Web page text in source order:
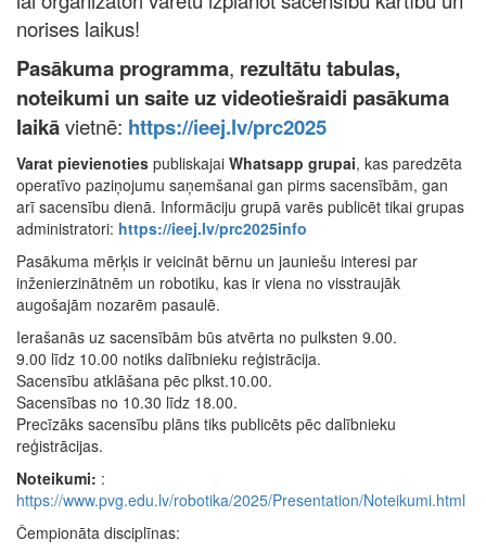
norises laikus!
Pasākuma programma, rezultātu tabulas,
noteikumi unsaite uz videotiešraidi pasākuma
laikāvietnē: https://ieej.lv/prc2025
Varat pievienoties publiskajai Whatsapp grupai, kas paredzēta
operatīvo paziņojumu saņemšanai gan pirms sacensībām, gan
arī sacensību dienā. Informāciju grupā varēs publicēt tikai grupas
administratori: https://ieej.lv/prc2025info
Pasākuma mērķis ir veicināt bērnu un jauniešu interesi par
inženierzinātnēm un robotiku, kas ir viena no visstraujāk
augošajām nozarēm pasaulē.
Ierašanās uz sacensībām būs atvērta no pulksten 9.00.
9.00 līdz 10.00 notiks dalībnieku reģistrācija.
Sacensību atklāšana pēc plkst.10.00.
Sacensības no 10.30 līdz 18.00.
Precīzāks sacensību plāns tiks publicēts pēc dalībnieku
reģistrācijas.
Noteikumi: :
https://www.pvg.edu.lv/robotika/2025/Presentation/Noteikumi.html
Čempionāta disciplīnas: